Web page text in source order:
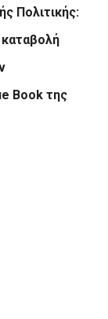
Πολιτικής:
Book της